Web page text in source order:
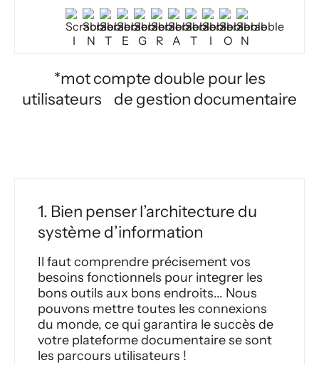
*mot compte double pour les
utilisateurs de gestion documentaire
1. Bien penser l’architecture du
système d’information
Il faut comprendre précisement vos
besoins fonctionnels pour integrer les
bons outils aux bons endroits... Nous
pouvons mettre toutes les connexions
du monde, ce qui garantira le succès de
votre plateforme documentaire se sont
les parcours utilisateurs !